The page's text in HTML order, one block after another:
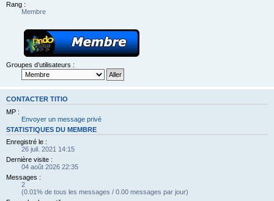
Rang :
Membre
Groupes d’utilisateurs :
CONTACTER TITIO
MP :
Envoyer un message privé
STATISTIQUES DU MEMBRE
Enregistré le :
26 juil. 2021 14:15
Dernière visite :
04 août 2026 22:35
Messages :
2
(0.01% de tous les messages / 0.00 messages par jour)